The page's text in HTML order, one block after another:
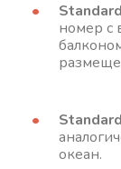
номер с
океан.